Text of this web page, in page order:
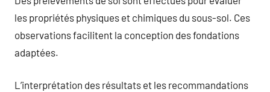
les propriétés physiques et chimiques du sous-sol. Ces
observations facilitent la conception des fondations
adaptées.
L’interprétation des résultats et les recommandations